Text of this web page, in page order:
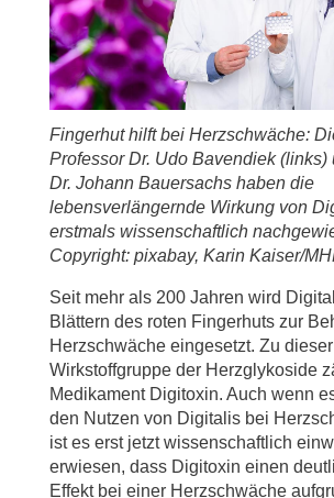
Fingerhut hilft bei Herzschwäche:
Professor Dr. Udo Bavendiek (links)
Dr. Johann Bauersachs haben die
lebensverlängernde Wirkung von
erstmals wissenschaftlich
Copyright: pixabay, Karin Kaiser/
Seit mehr als 200 Jahren wird
Blättern des roten Fingerhuts zur
Herzschwäche eingesetzt. Zu dieser
Wirkstoffgruppe der Herzglykoside
Medikament Digitoxin. Auch wenn
den Nutzen von Digitalis bei
ist es erst jetzt wissenschaftlich
erwiesen, dass Digitoxin einen
Effekt bei einer Herzschwäche